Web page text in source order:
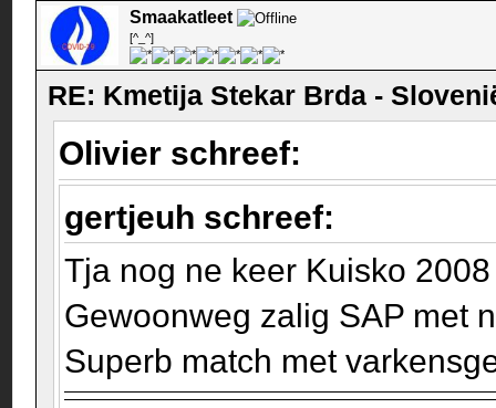
Smaakatleet
[^_^]
RE: Kmetija Stekar Brda -
Olivier schreef:
gertjeuh schreef:
Tja nog ne keer Kuisko
Gewoonweg zalig SAP met
Superb match met